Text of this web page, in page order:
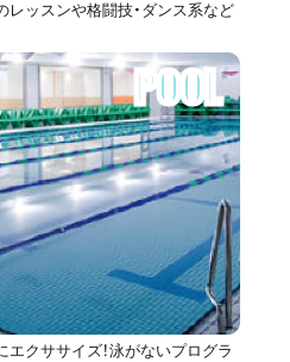
レッスンや格闘技・ダンス系など
POOL
クササイズ！泳がないプログラ